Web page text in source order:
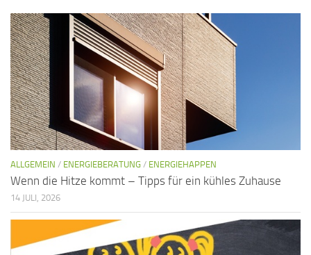
ALLGEMEIN / ENERGIEBERATUNG / ENERGIEHAPPEN
Wenn die Hitze kommt – Tipps für ein kühles Zuhause
14 JULI, 2026